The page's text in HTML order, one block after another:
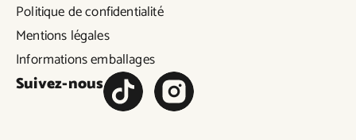
Politique de confidentialité
Mentions légales
Informations emballages
Suivez-nous